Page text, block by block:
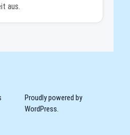
aus.
Proudly powered by
WordPress.